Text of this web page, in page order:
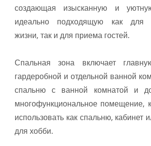
создающая изысканную и
идеально подходящую как для
жизни, так и для приема гостей.
Спальная зона включает
гардеробной и отдельной ванной
спальню с ванной комнатой и
многофункциональное помещение,
использовать как спальню, кабинет
для хобби.